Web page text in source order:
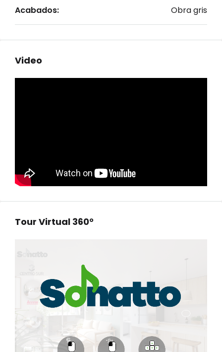
Acabados: Obra gris
Video
Tour Virtual 360°